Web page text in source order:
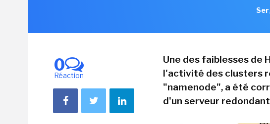
0
Réaction
Une des faiblesses de
l'activité des clusters
"namenode", a été
d'un serveur